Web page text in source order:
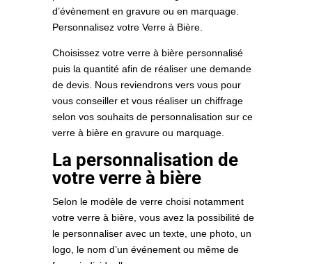
d’évènement en gravure ou en marquage.
Personnalisez votre Verre à Bière.
Choisissez votre verre à bière personnalisé
puis la quantité afin de réaliser une demande
de devis. Nous reviendrons vers vous pour
vous conseiller et vous réaliser un chiffrage
selon vos souhaits de personnalisation sur ce
verre à bière en gravure ou marquage.
La personnalisation de
votre verre à bière
Selon le modèle de verre choisi notamment
votre verre à bière, vous avez la possibilité de
le personnaliser avec un texte, une photo, un
logo, le nom d’un événement ou même de